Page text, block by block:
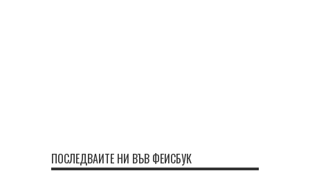
ПОСЛЕДВАЙТЕ НИ ВЪВ ФЕЙСБУК